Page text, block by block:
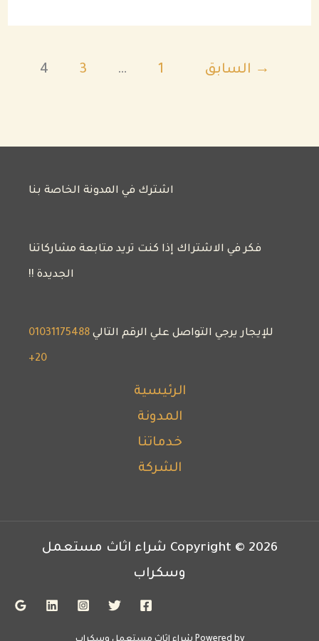
→ السابق 1
…
3
4
اشترك في المدونة الخاصة بنا
فكر في الاشتراك إذا كنت تريد متابعة مشاركاتنا
الجديدة !!
للإيجار يرجي التواصل علي الرقم التالي 01031175488
20+
الرئيسية
المدونة
خدماتنا
الشركة
Copyright © 2026 شراء اثاث مستعمل
وسكراب